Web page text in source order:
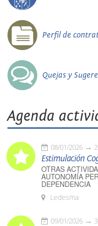
Perfil de
Quejas y
Agenda
08/01/2026
Estimulación
OTRAS
AUTONOMÍA
DEPENDENCIA
Ledesma
09/01/2026